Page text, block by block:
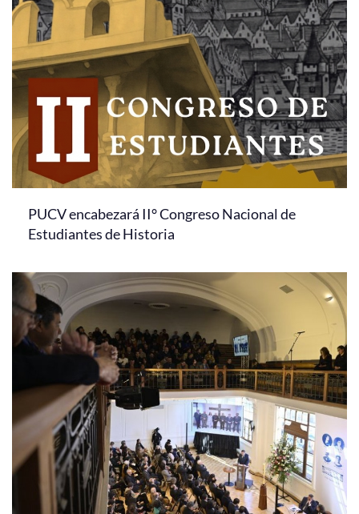
PUCV encabezará II° Congreso Nacional de
Estudiantes de Historia